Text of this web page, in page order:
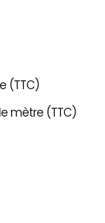
(TTC)
mètre (TTC)